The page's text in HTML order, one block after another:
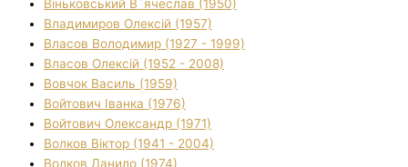
Віньковський В`ячеслав (1950)
Владимиров Олексій (1957)
Власов Володимир (1927 - 1999)
Власов Олексій (1952 - 2008)
Вовчок Василь (1959)
Войтович Іванка (1976)
Войтович Олександр (1971)
Волков Віктор (1941 - 2004)
Волков Данило (1974)